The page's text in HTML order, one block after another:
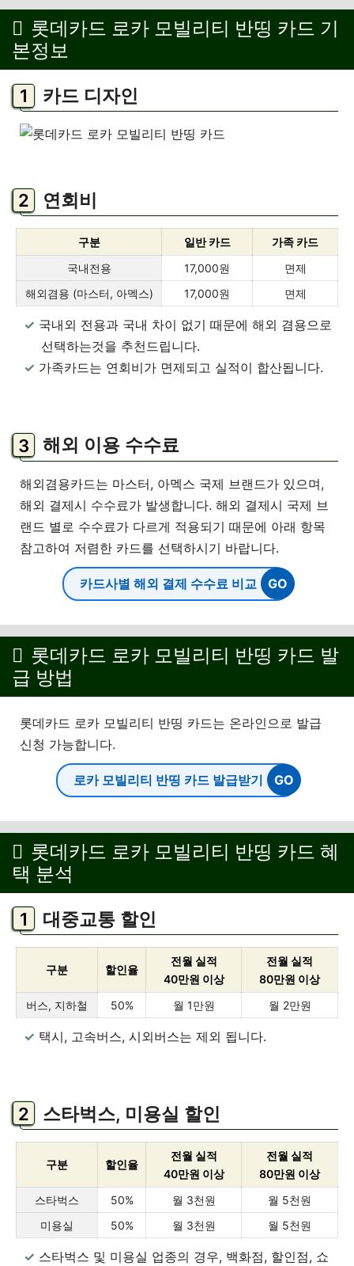
롯데카드 로카 모빌리티 반띵 카드 기
본정보
카드 디자인
연회비
구분 일반 카드
가족 카드
국내전용
17,000원
면제
해외겸용 (마스터, 아멕스)
17,000원 면제
국내외 전용과 국내 차이 없기 때문에 해외 겸용으로
선택하는것을 추천드립니다.
가족카드는 연회비가 면제되고 실적이 합산됩니다.
해외 이용 수수료
해외겸용카드는 마스터, 아멕스 국제 브랜드가 있으며,
해외 결제시 수수료가 발생합니다. 해외 결제시 국제 브
랜드 별로 수수료가 다르게 적용되기 때문에 아래 항목
참고하여 저렴한 카드를 선택하시기 바랍니다.
카드사별 해외 결제 수수료 비교
롯데카드 로카 모빌리티 반띵 카드 발
급 방법
롯데카드 로카 모빌리티 반띵 카드는 온라인으로 발급
신청 가능합니다.
로카 모빌리티 반띵 카드 발급받기
롯데카드 로카 모빌리티 반띵 카드 혜
택 분석
대중교통 할인
구분 할인율
전월 실적
40만원 이상
전월 실적
80만원 이상
버스, 지하철
50% 월 1만원 월 2만원
택시, 고속버스, 시외버스는 제외 됩니다.
스타벅스, 미용실 할인
구분 할인율
전월 실적
40만원 이상
전월 실적
80만원 이상
스타벅스
50% 월 3천원
월 5천원
미용실
50% 월 3천원 월 5천원
스타벅스 및 미용실 업종의 경우, 백화점, 할인점, 쇼